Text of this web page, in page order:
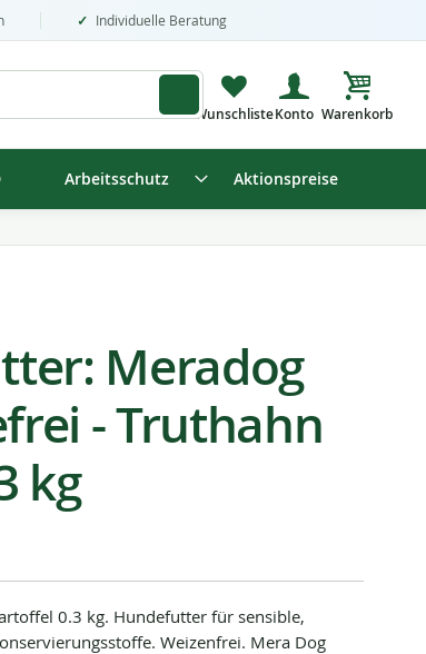
Individuelle Beratung
Mein
Arbeitsschutz Aktionspreise
Meradog
- Truthahn
kg
0.3 kg. Hundefutter für sensible,
Weizenfrei. Mera Dog